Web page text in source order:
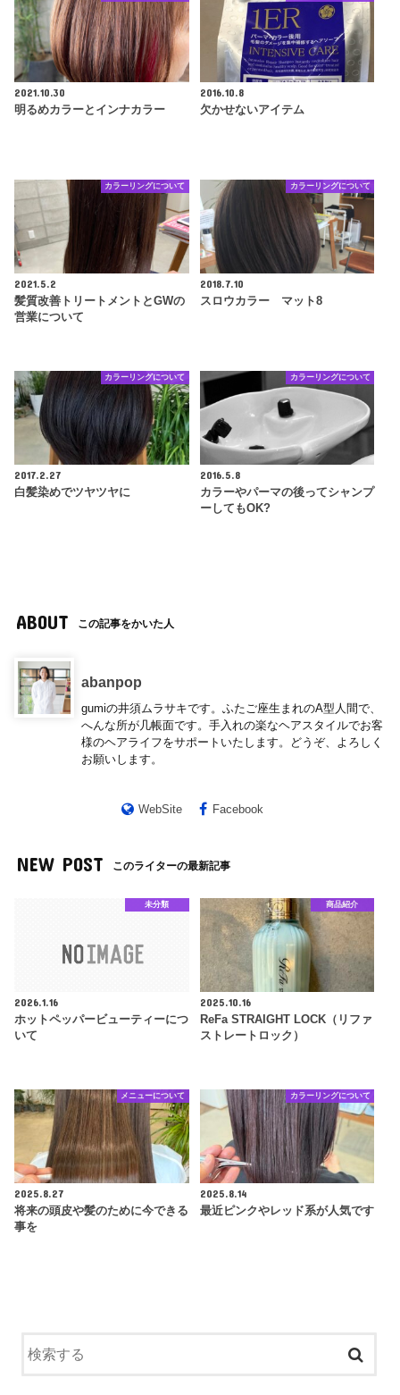
2021.10.30
明るめカラーとインナカラー
2016.10.8
欠かせないアイテム
カラーリングについて
2021.5.2
髪質改善トリートメントとGWの
営業について
カラーリングについて
2018.7.10
スロウカラー マット8
カラーリングについて
2017.2.27
白髪染めでツヤツヤに
カラーリングについて
2016.5.8
カラーやパーマの後ってシャンプ
ーしてもOK?
ABOUT この記事をかいた人
abanpop
gumiの井須ムラサキです。ふたご座生まれのA型人間で、
へんな所が几帳面です。手入れの楽なヘアスタイルでお客
様のヘアライフをサポートいたします。どうぞ、よろしく
お願いします。
WebSite Facebook
NEW POST このライターの最新記事
未分類
2026.1.16
ホットペッパービューティーにつ
いて
商品紹介
2025.10.16
ReFa STRAIGHT LOCK（リファ
ストレートロック）
メニューについて
2025.8.27
将来の頭皮や髪のために今できる
事を
カラーリングについて
2025.8.14
最近ピンクやレッド系が人気です